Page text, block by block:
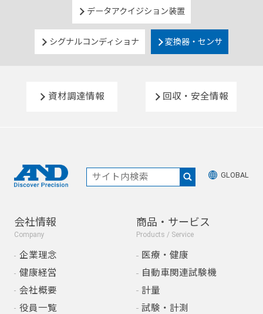
データアクイジション装置
シグナルコンディショナ 変換器・センサ
資材調達情報 回収・安全情報
GLOBAL
会社情報
Company
企業理念
健康経営
会社概要
役員一覧
商品・サービス
Products / Service
医療・健康
自動車関連試験機
計量
試験・計測